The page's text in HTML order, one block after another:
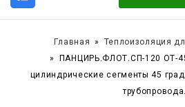
Главная
Теплоизоляция
ПАНЦИРЬ.ФЛОТ.СП-120 ОТ-
цилиндрические сегменты 45
трубопровода.